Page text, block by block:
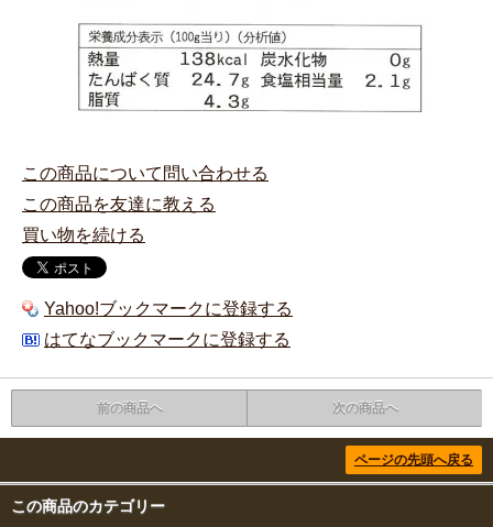
この商品について問い合わせる
この商品を友達に教える
買い物を続ける
Yahoo!ブックマークに登録する
はてなブックマークに登録する
前の商品へ 次の商品へ
ページの先頭へ戻る
この商品のカテゴリー